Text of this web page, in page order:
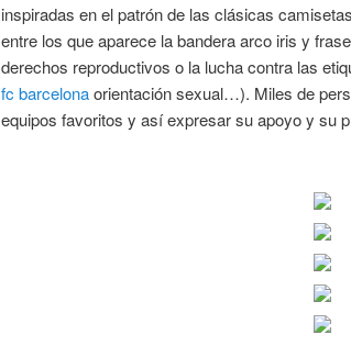
inspiradas en el patrón de las clásicas
entre los que aparece la bandera arco iris y
derechos reproductivos o la lucha contra las
fc barcelonaorientación sexual…). Miles de
equipos favoritos y así expresar su apoyo y su